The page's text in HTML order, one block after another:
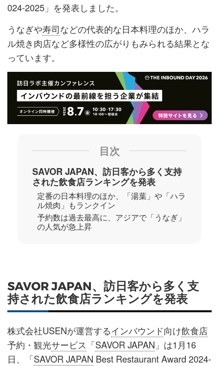
024-2025」を発表しました。
うなぎや寿司などの代表的な日本料理のほか、ハラ
ル焼き肉店など多様性の広がりもみられる結果とな
っています。
目次
SAVOR JAPAN、訪日客から多く支持
された飲食店ランキングを発表
定番の日本料理のほか、「湯葉」や「ハラ
ル焼肉」もランクイン
予約数は過去最高に、アジアで「うなぎ」
の人気が急上昇
SAVOR JAPAN、訪日客から多く支
持された飲食店ランキングを発表
株式会社USENが運営するインバウンド向け飲食店
予約・観光サービス 「SAVOR JAPAN 」は1月16
日、「SAVOR JAPAN Best Restaurant Award 2024-